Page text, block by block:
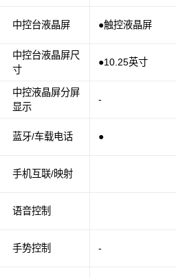
中控台液晶屏
中控台液晶屏尺
寸
中控液晶屏分屏
显示
蓝牙/车载电话
手机互联/映射
语音控制
手势控制
●触控液晶屏
●10.25英寸
-
●
-